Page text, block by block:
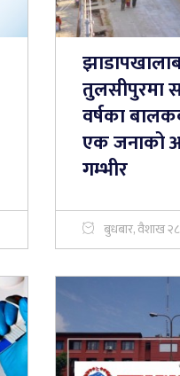
तुलसीपुरमा
वर्षका
एक जनाको
गम्भीर
बुधबार, वैशाख